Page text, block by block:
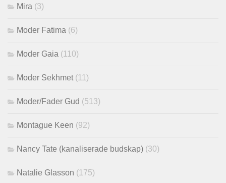
Mira (3)
Moder Fatima (6)
Moder Gaia (110)
Moder Sekhmet (11)
Moder/Fader Gud (513)
Montague Keen (92)
Nancy Tate (kanaliserade budskap) (30)
Natalie Glasson (175)